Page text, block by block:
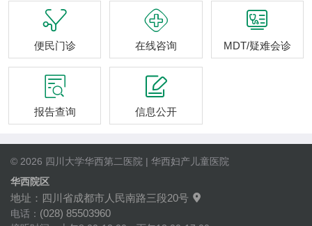

便民门诊

在线咨询

MDT/疑难会诊

报告查询

信息公开
© 2026 四川大学华西第二医院 | 华西妇产儿童医院
华西院区
地址：四川省成都市人民南路三段20号 
电话： (028) 85503960